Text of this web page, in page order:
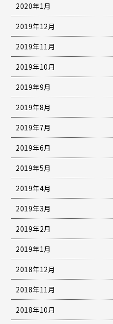
2020年1月
2019年12月
2019年11月
2019年10月
2019年9月
2019年8月
2019年7月
2019年6月
2019年5月
2019年4月
2019年3月
2019年2月
2019年1月
2018年12月
2018年11月
2018年10月